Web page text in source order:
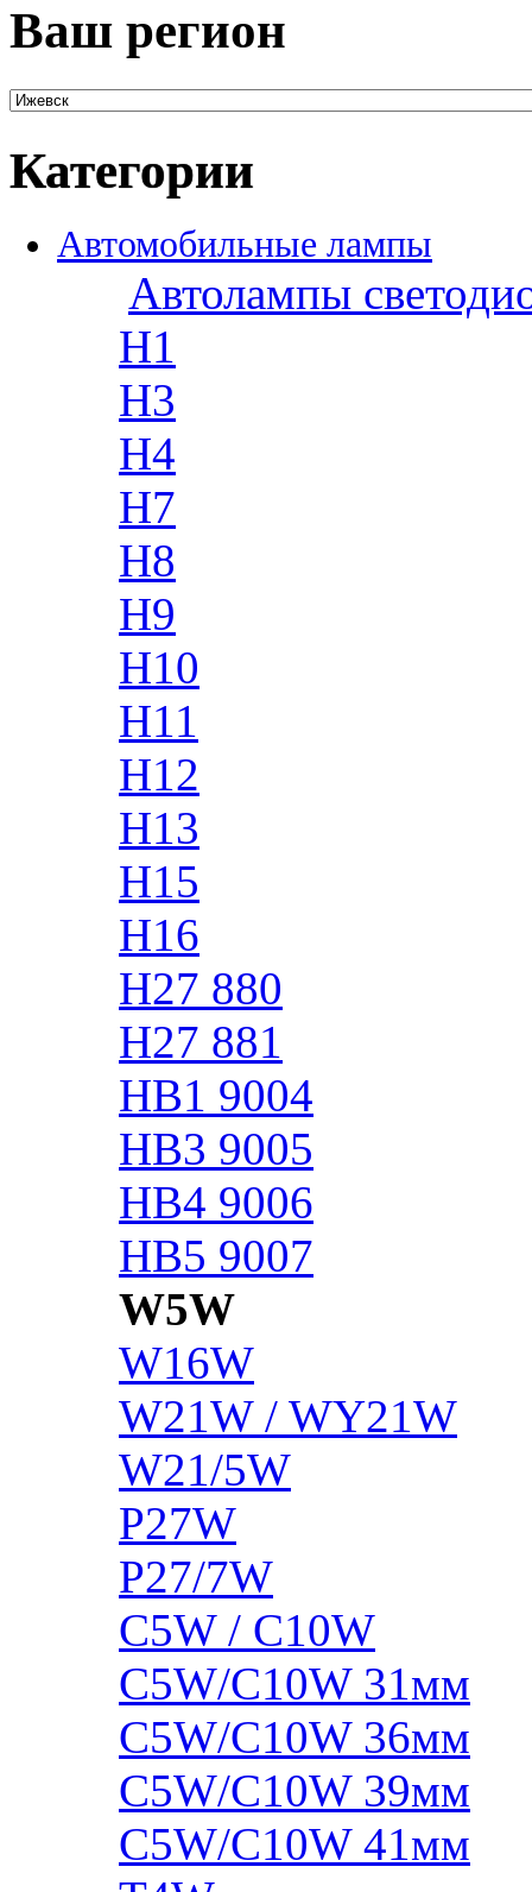
Ваш регион
Категории
Автомобильные лампы
Автолампы
H1
H3
H4
H7
H8
H9
H10
H11
H12
H13
H15
H16
H27 880
H27 881
HB1 9004
HB3 9005
HB4 9006
HB5 9007
W5W
W16W
W21W / WY21W
W21/5W
P27W
P27/7W
C5W / C10W
C5W/C10W 31мм
C5W/C10W 36мм
C5W/C10W 39мм
C5W/C10W 41мм